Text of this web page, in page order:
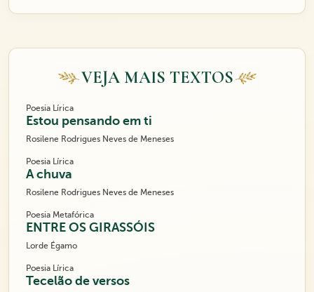
VEJA MAIS TEXTOS
Poesia Lírica
Estou pensando em ti
Rosilene Rodrigues Neves de Meneses
Poesia Lírica
A chuva
Rosilene Rodrigues Neves de Meneses
Poesia Metafórica
ENTRE OS GIRASSÓIS
Lorde Égamo
Poesia Lírica
Tecelão de versos